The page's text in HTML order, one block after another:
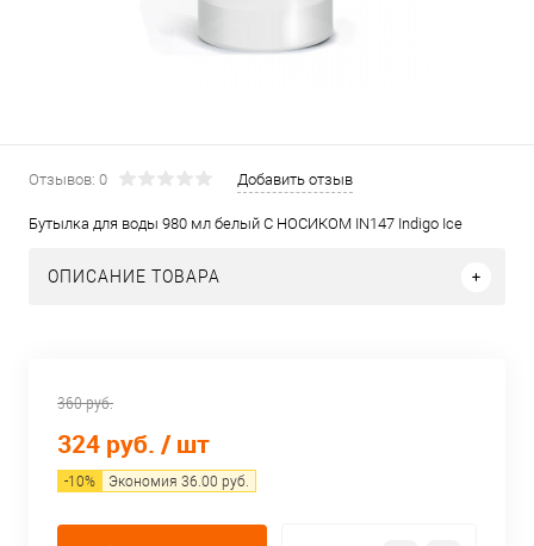
Отзывов: 0 Добавить отзыв
Бутылка для воды 980 мл белый С НОСИКОМ IN147 Indigo Ice
ОПИСАНИЕ ТОВАРА
360 руб.
324 руб. / шт
-10% Экономия 36.00 руб.